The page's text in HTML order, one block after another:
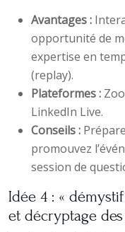
Avantages :
opportunité de
expertise en
(replay).
Plateformes :
LinkedIn Live.
Conseils :
promouvez
session de
Idée 4 : «
et décryptage